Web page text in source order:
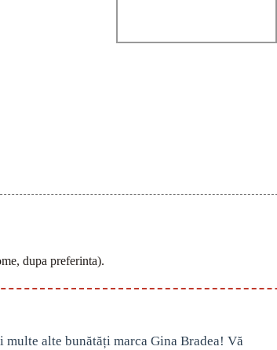
dupa preferinta).
alte bunătăți marca Gina Bradea! Vă